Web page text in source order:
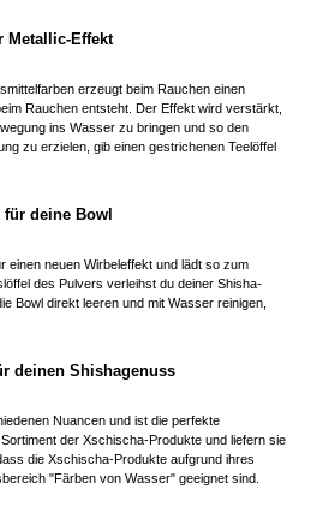
Metallic-Effekt
erzeugt beim Rauchen einen
Rauchen entsteht. Der Effekt wird verstärkt,
ins Wasser zu bringen und so den
zu erzielen, gib einen gestrichenen Teelöffel
deine Bowl
neuen Wirbeleffekt und lädt so zum
des Pulvers verleihst du deiner Shisha-
Bowl direkt leeren und mit Wasser reinigen,
deinen Shishagenuss
Nuancen und ist die perfekte
der Xschischa-Produkte und liefern sie
die Xschischa-Produkte aufgrund ihres
"Färben von Wasser" geeignet sind.